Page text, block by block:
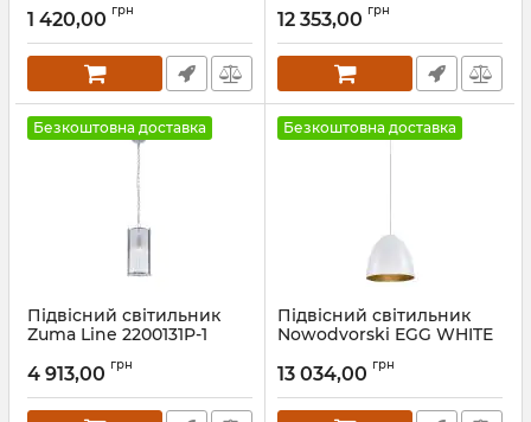
Артикул:1291312
1 420,00 грн 12 353,00 грн
Безкоштовна доставка
Підвісний світильник
Zuma Line 2200131P-1
Артикул:2200131P-1
4 913,00 грн
Безкоштовна доставка
Підвісний світильник
Nowodvorski EGG WHITE
Артикул:9021
13 034,00 грн